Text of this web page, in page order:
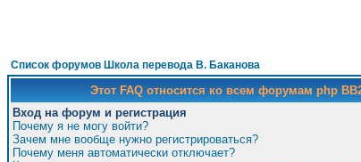
Список форумов Школа перевода В. Баканова
Этот FAQ относится ко всем форумам php
Вход на форум и регистрация
Почему я не могу войти?
Зачем мне вообще нужно регистрироваться?
Почему меня автоматически отключает?